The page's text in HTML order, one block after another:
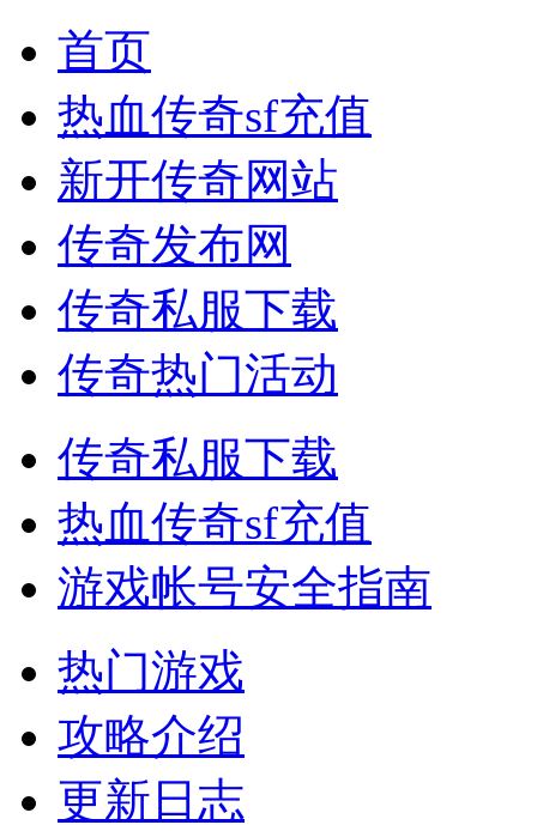
首页
热血传奇sf充值
新开传奇网站
传奇发布网
传奇私服下载
传奇热门活动
传奇私服下载
热血传奇sf充值
游戏帐号安全指南
热门游戏
攻略介绍
更新日志